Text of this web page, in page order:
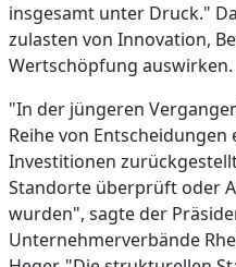
insgesamt unter Druck."
zulasten von Innovation,
Wertschöpfung auswirken.
"In der jüngeren
Reihe von Entscheidungen
Investitionen
Standorte überprüft oder
wurden", sagte der
Unternehmerverbände